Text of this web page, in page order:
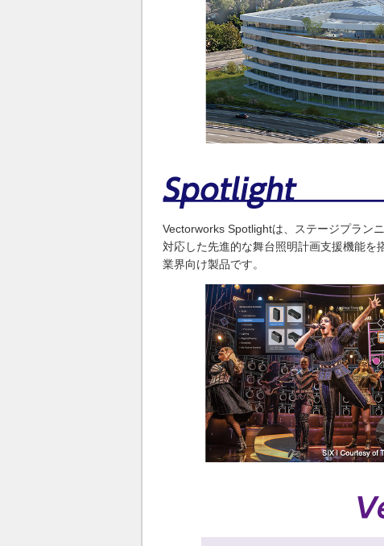
Vectorworks Spotlightは、ステージプラン
対応した先進的な舞台照明計画支援機能を
業界向け製品です。